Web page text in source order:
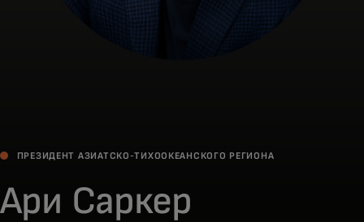
ПРЕЗИДЕНТ АЗИАТСКО-ТИХООКЕАНСКОГО РЕГИОНА
Ари Саркер